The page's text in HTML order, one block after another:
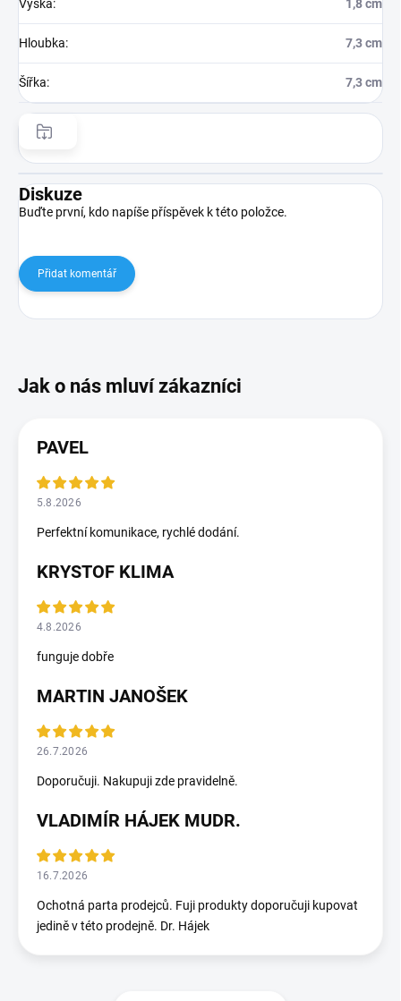
Výška: 1,8 cm
Hloubka: 7,3 cm
Šířka: 7,3 cm
Diskuze
Buďte první, kdo napíše příspěvek k této položce.
Přidat komentář
PAVEL
5.8.2026
Perfektní komunikace, rychlé dodání.
KRYSTOF KLIMA
4.8.2026
funguje dobře
MARTIN JANOŠEK
26.7.2026
Doporučuji. Nakupuji zde pravidelně.
VLADIMÍR HÁJEK MUDR.
16.7.2026
Ochotná parta prodejců. Fuji produkty doporučuji kupovat
jedině v této prodejně. Dr. Hájek